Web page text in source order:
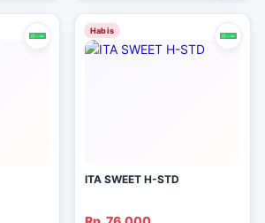
Habis
ITA SWEET H-STD